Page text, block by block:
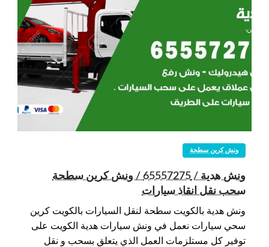
ونش كرين سطحة
ونش هدية / 65557275 / ونش كرين سطحة
سحب نقل انقاذ سيارات
ونش هدية بالكويت سطحة لنقل السيارات بالكويت كرين
سحي سيارات نعمل في ونش سيارات هدية الكويت على
توفير كل مستلزمات العمل الذي يتعلق بسحب و نقل